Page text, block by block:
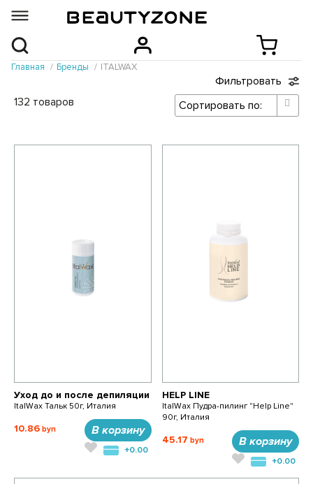
Главная Бренды ITALWAX
Фильтровать
132 товаров
Уход до и после депиляции
ItalWax Тальк 50г, Италия
10.86 В корзину
+0.00
HELP LINE
ItalWax Пудра-пилинг "Help Line"
90г, Италия
45.17 В корзину
+0.00